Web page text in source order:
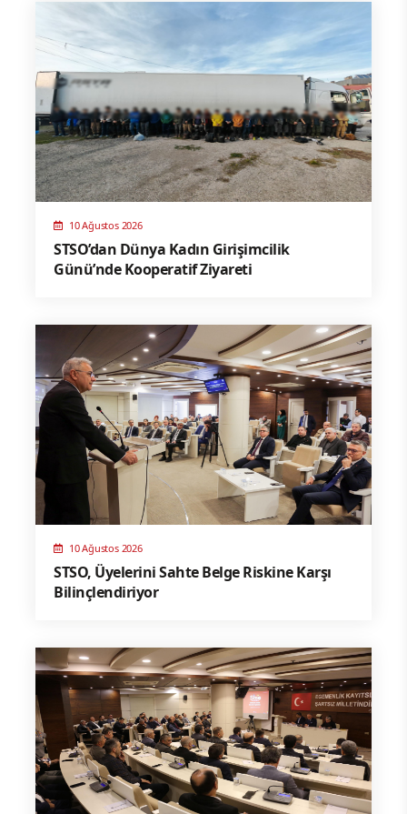
10 Ağustos 2026
STSO’dan Dünya Kadın Girişimcilik
Günü’nde Kooperatif Ziyareti
10 Ağustos 2026
STSO, Üyelerini Sahte Belge Riskine Karşı
Bilinçlendiriyor